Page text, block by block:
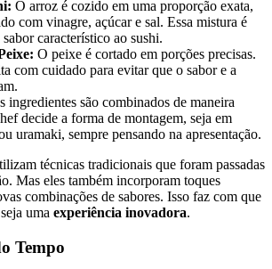
O arroz é cozido em uma proporção exata,
com vinagre, açúcar e sal. Essa mistura é
característico ao sushi.
O peixe é cortado em porções precisas.
com cuidado para evitar que o sabor e a
ingredientes são combinados de maneira
decide a forma de montagem, seja em
uramaki, sempre pensando na apresentação.
técnicas tradicionais que foram passadas
Mas eles também incorporam toques
combinações de sabores. Isso faz com que
uma experiência inovadora.
Tempo